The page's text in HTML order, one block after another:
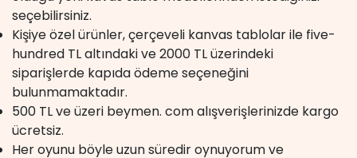
seçebilirsiniz.
Kişiye özel ürünler, çerçeveli kanvas tablolar ile five-
hundred TL altındaki ve 2000 TL üzerindeki
siparişlerde kapıda ödeme seçeneğini
bulunmamaktadır.
500 TL ve üzeri beymen. com alışverişlerinizde kargo
ücretsiz.
Her oyunu böyle uzun süredir oynuyorum ve